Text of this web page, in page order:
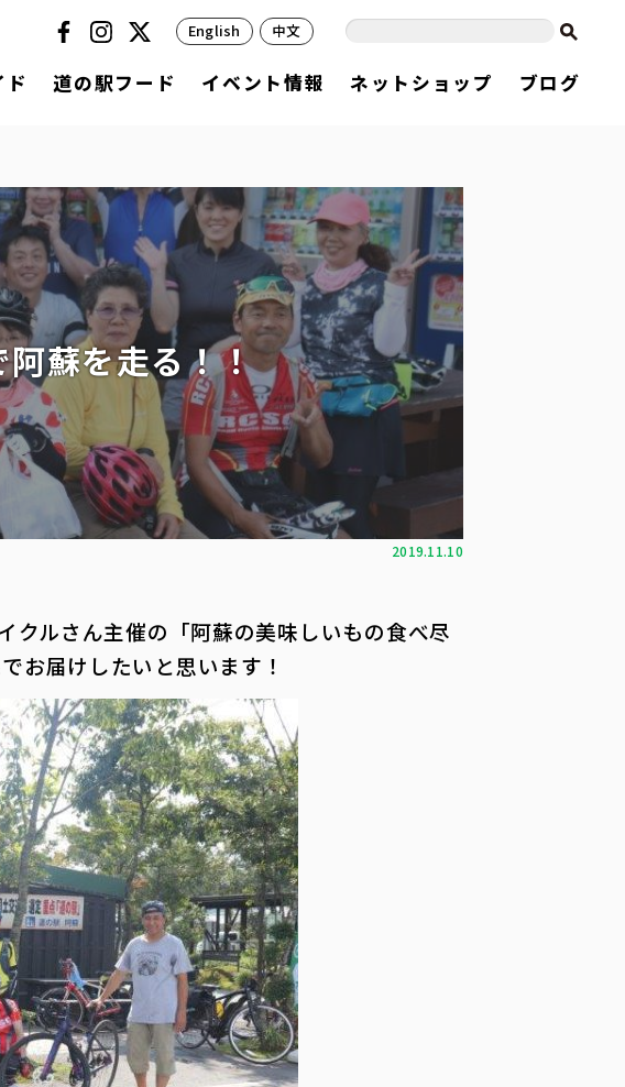
道の駅フード イベント情報 ネットショップ ブログ
English 中文
蘇を走る！！
2019.11.10
クルさん主催の「阿蘇の美味しいもの食べ尽
お届けしたいと思います！